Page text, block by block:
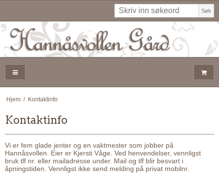
Søk
Hjem / Kontaktinfo
Kontaktinfo
Vi er fem glade jenter og en vaktmester som jobber på
Hannåsvollen. Eier er Kjersti Våge. Ved henvendelser, vennligst
bruk tlf nr. eller mailadresse under. Mail og tlf blir besvart i
åpningstiden. Vennligst ikke send melding på privat mobilnr.